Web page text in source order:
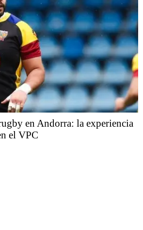
en Andorra: la experiencia
el VPC